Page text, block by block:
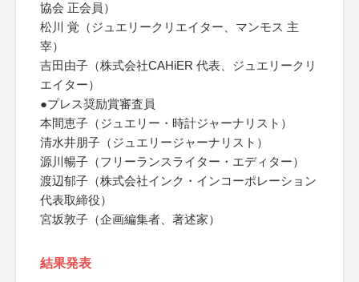
協会 正会員）
松川 覚（ジュエリークリエイター、マンモス 主
宰）
吉田由子（株式会社CAHiER 代表、ジュエリークリ
エイター）
●プレス奨励賞審査員
本間恵子（ジュエリー・時計ジャーナリスト）
清水井朋子（ジュエリージャーナリスト）
源川暢子（フリーランスライター・エディター）
渡辺郁子（株式会社インク・インコーポレーション
代表取締役）
宮坂敦子（企画編集者、著述家）
結果発表